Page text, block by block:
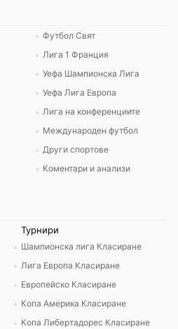
Футбол Свят
Лига 1 Франция
Уефа Шампионска Лига
Уефа Лига Европа
Лига на конференциите
Международен футбол
Други спортове
Коментари и анализи
Турнири
Шампионска лига Класиране
Лига Европа Класиране
Европейско Класиране
Копа Америка Класиране
Копа Либертадорес Класиране